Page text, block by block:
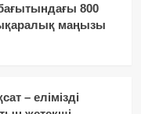
800
маңызы
– елімізді